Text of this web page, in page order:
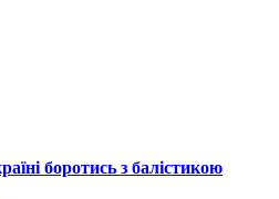
боротись з балістикою